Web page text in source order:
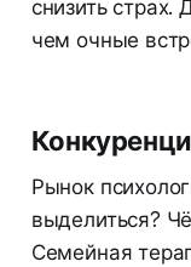
снизить страх.
чем очные
Рынок
выделиться?
Семейная